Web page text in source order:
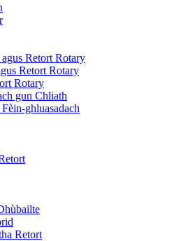
Retort Rotary
Retort Rotary
Rotary
gun Chliath
ghluasadach
Retort